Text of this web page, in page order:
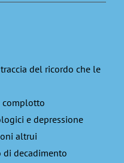
del ricordo che le
complotto
e depressione
altrui
di decadimento